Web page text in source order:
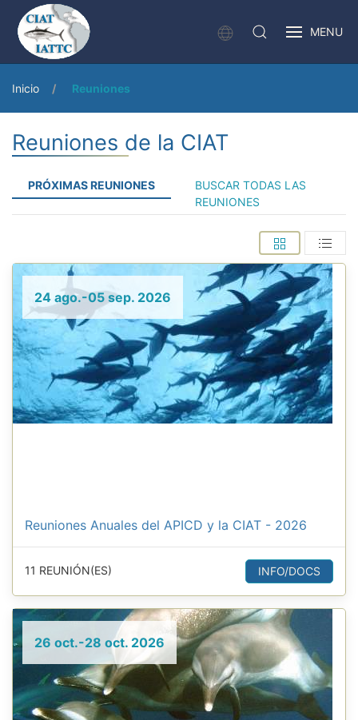
MENU
Inicio Reuniones
Reuniones de la CIAT
PRÓXIMAS REUNIONES
BUSCAR TODAS LAS
REUNIONES
24 ago.-05 sep. 2026
Reuniones Anuales del APICD y la CIAT - 2026
11 REUNIÓN(ES) INFO/DOCS
26 oct.-28 oct. 2026